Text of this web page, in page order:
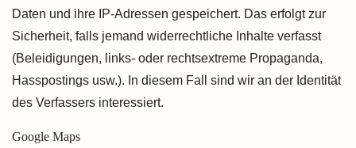
Daten und ihre IP-Adressen gespeichert. Das erfolgt zur
Sicherheit, falls jemand widerrechtliche Inhalte verfasst
(Beleidigungen, links- oder rechtsextreme Propaganda,
Hasspostings usw.). In diesem Fall sind wir an der Identität
des Verfassers interessiert.
Google Maps